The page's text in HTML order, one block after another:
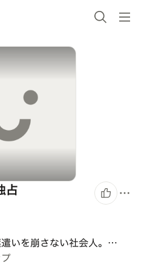
占
いを崩さない社会人。…